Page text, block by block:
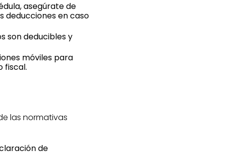
asegúrate de
deducciones en caso
son deducibles y
móviles para
fiscal.
las normativas
de